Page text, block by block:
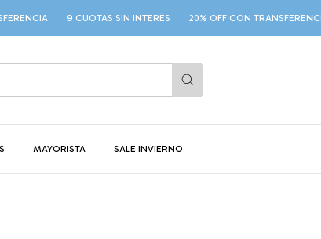
9 CUOTAS SIN INTERÉS 20% OFF CON TRANSFERENCIA
MAYORISTA SALE INVIERNO